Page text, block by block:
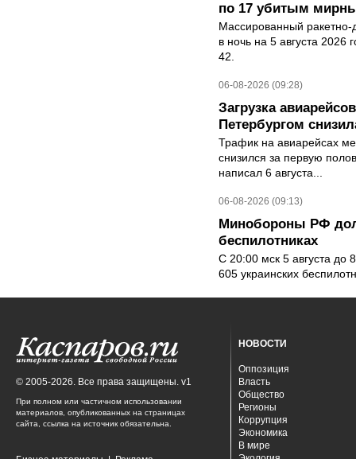
по 17 убитым
Массированный ракетно-
в ночь на 5 августа 2026
42.
06-08-2026 (09:28)
Загрузка
Петербургом
Трафик на авиарейсах
снизился за первую
написал 6 августа...
06-08-2026 (09:13)
Минобороны РФ
беспилотниках
С 20:00 мск 5 августа до
605 украинских
© 2005-2026. Все права защищены. v1
При полном или частичном использовании
материалов, опубликованных на страницах
сайта, ссылка на источник обязательна.
НОВОСТИ
Оппозиция
Власть
Общество
Регионы
Коррупция
Экономика
В мире